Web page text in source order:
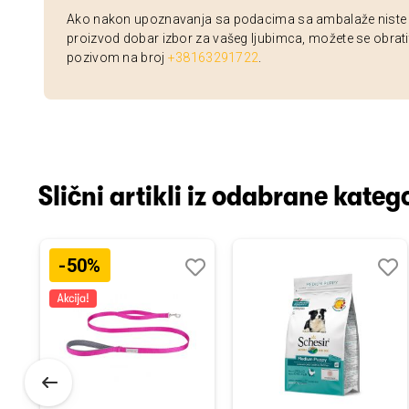
Ako nakon upoznavanja sa podacima sa ambalaže niste
proizvod dobar izbor za vašeg ljubimca, možete se
pozivom na broj +38163291722
Slični artikli iz odabrane
-50%
želja